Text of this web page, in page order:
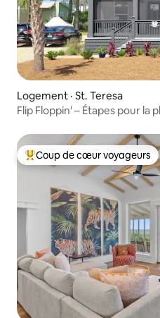
Logement · St. Teresa
Flip Floppin' – Étapes pour la
Coup de cœur voyageurs
Coup de cœur voyageurs